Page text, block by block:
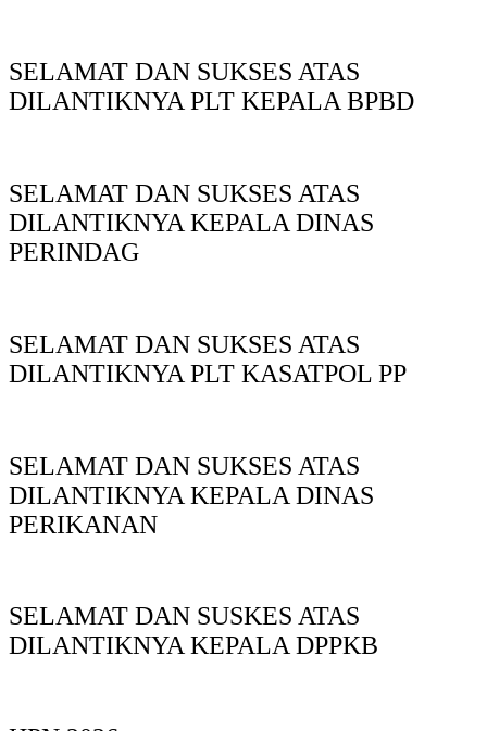
SELAMAT DAN SUKSES ATAS
DILANTIKNYA PLT KEPALA BPBD
SELAMAT DAN SUKSES ATAS
DILANTIKNYA KEPALA DINAS
PERINDAG
SELAMAT DAN SUKSES ATAS
DILANTIKNYA PLT KASATPOL PP
SELAMAT DAN SUKSES ATAS
DILANTIKNYA KEPALA DINAS
PERIKANAN
SELAMAT DAN SUSKES ATAS
DILANTIKNYA KEPALA DPPKB